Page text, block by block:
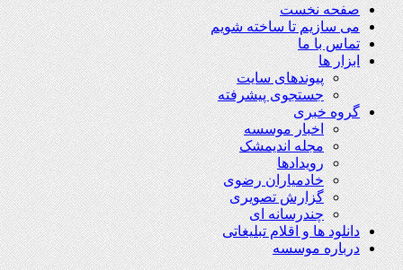
صفحه نخست
می سازیم تا ساخته شویم
تماس با ما
ابزار ها
پیوندهای سایت
جستجوی پیشرفته
گروه خبری
اخبار موسسه
مجله اندیمشک
رویدادها
خادمیاران رضوی
گزارش تصویری
چندرسانه ای
دانلود ها و اقلام تبلیغاتی
درباره موسسه